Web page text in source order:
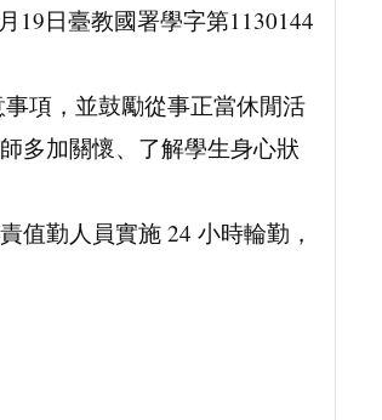
19日臺教國署學字第1130144
項，並鼓勵從事正當休閒活
多加關懷、了解學生身心狀
值勤人員實施 24 小時輪勤，